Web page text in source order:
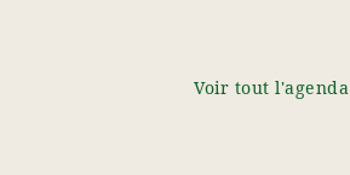
Voir tout l'agenda